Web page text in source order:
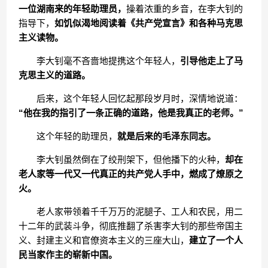
一位湖南来的年轻助理员，操着浓重的乡音，在李大钊的
指导下，如饥似渴地阅读着《共产党宣言》和各种马克思
主义读物。
李大钊毫不吝啬地提携这个年轻人， 引导他走上了马
克思主义的道路。
后来，这个年轻人回忆起那段岁月时，深情地说道：
“他在我的指引了一条正确的道路，他是我真正的老师。”
这个年轻的助理员，就是后来的毛泽东同志。
李大钊虽然倒在了绞刑架下，但他播下的火种，却在
老人家等一代又一代真正的共产党人手中，燃成了燎原之
火。
老人家带领着千千万万的泥腿子、工人和农民，用二
十二年的武装斗争，彻底推翻了杀害李大钊的那些帝国主
义、封建主义和官僚资本主义的三座大山， 建立了一个人
民当家作主的崭新中国。